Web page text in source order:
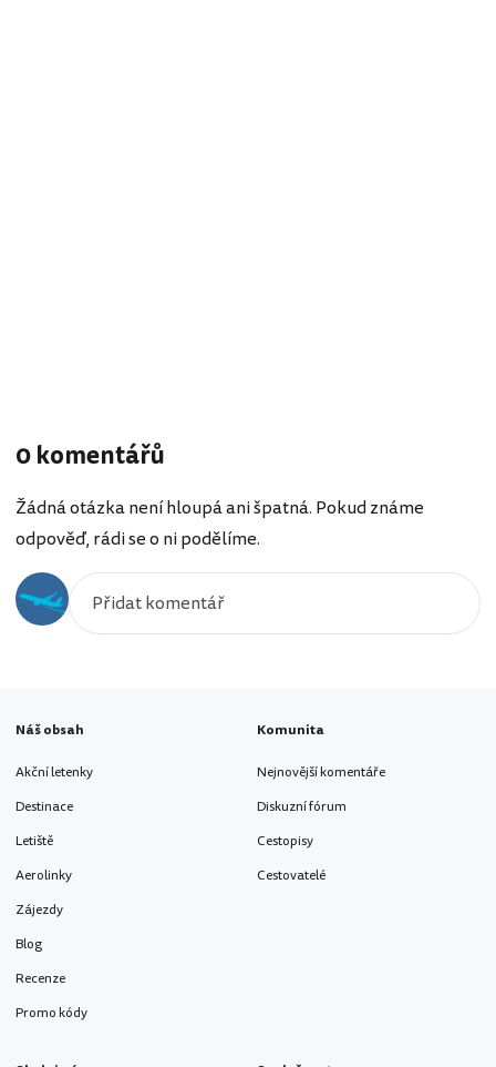
0 komentářů
Žádná otázka není hloupá ani špatná. Pokud známe
odpověď, rádi se o ni podělíme.
Náš obsah
Akční letenky
Destinace
Letiště
Aerolinky
Zájezdy
Blog
Recenze
Promo kódy
Komunita
Nejnovější komentáře
Diskuzní fórum
Cestopisy
Cestovatelé